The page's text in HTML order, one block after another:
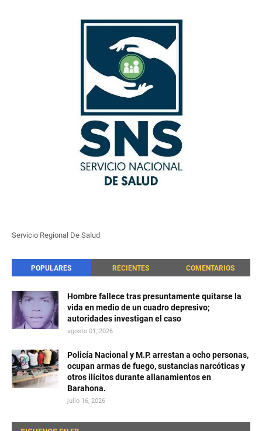
Servicio Regional De Salud
POPULARES RECIENTES COMENTARIOS
Hombre fallece tras presuntamente quitarse la
vida en medio de un cuadro depresivo;
autoridades investigan el caso
agosto 01, 2026
Policía Nacional y M.P. arrestan a ocho personas,
ocupan armas de fuego, sustancias narcóticas y
otros ilícitos durante allanamientos en
Barahona.
julio 16, 2026